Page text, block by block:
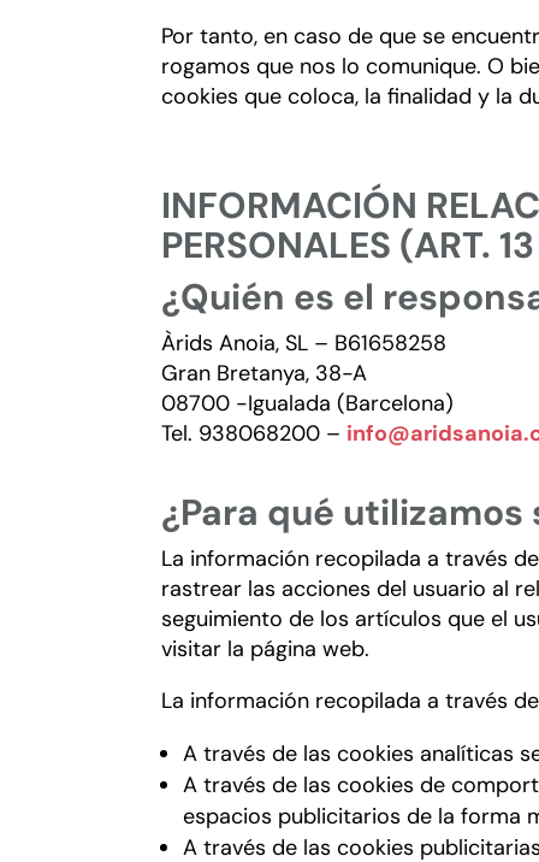
Por tanto, en caso de que se
rogamos que nos lo comunique. O
cookies que coloca, la finalidad y la
INFORMACIÓN
PERSONALES (ART.
¿Quién es el
ÀridsAnoia, SL – B61658258
Gran Bretanya, 38-A
08700 -Igualada (Barcelona)
Tel. 938068200 –
¿Para qué
La información recopilada a través
rastrear las acciones del usuario al
seguimiento de los artículos que el
visitar la página web.
La información recopilada a través
A través de las cookies analíticas
A través de las cookies de
espacios publicitarios de la forma
A través de las cookies